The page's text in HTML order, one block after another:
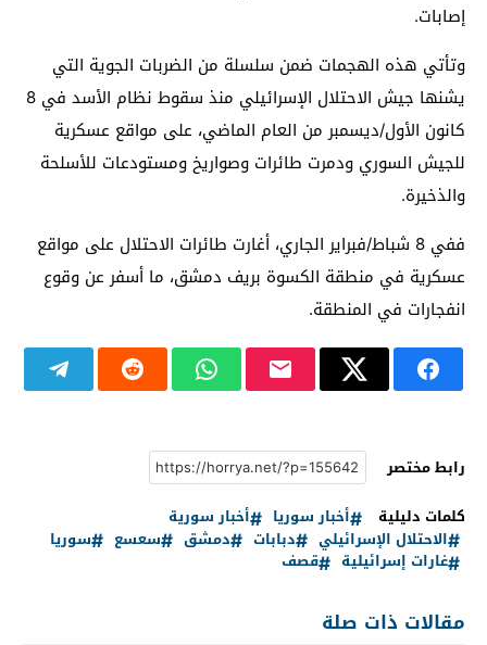
إصابات.
وتأتي هذه الهجمات ضمن سلسلة من الضربات الجوية التي
يشنها جيش الاحتلال الإسرائيلي منذ سقوط نظام الأسد في 8
كانون الأول/ديسمبر من العام الماضي، على مواقع عسكرية
للجيش السوري ودمرت طائرات وصواريخ ومستودعات للأسلحة
والذخيرة.
ففي 8 شباط/فبراير الجاري، أغارت طائرات الاحتلال على مواقع
عسكرية في منطقة الكسوة بريف دمشق، ما أسفر عن وقوع
انفجارات في المنطقة.
رابط مختصر
كلمات دليلية
أخبار سوريا
أخبار سورية
الاحتلال الإسرائيلي
دبابات دمشق سعسع
سوريا
غارات إسرائيلية
قصف
مقالات ذات صلة